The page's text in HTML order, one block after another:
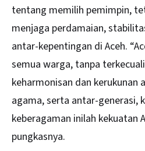
tentang memilih pemimpin,
menjaga perdamaian,
antar-kepentingan di Aceh.
semua warga, tanpa
keharmonisan dan kerukunan
agama, serta antar-generasi,
keberagaman inilah kekuatan
pungkasnya.